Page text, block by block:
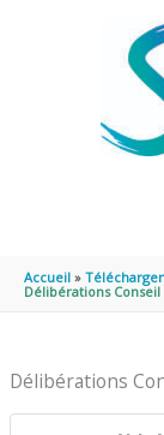
Accueil
Délibérations
Délibérations